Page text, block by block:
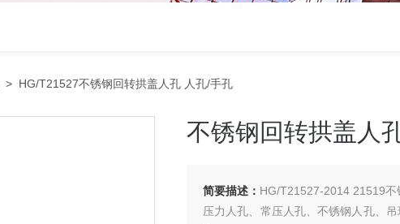
> HG/T21527不锈钢回转拱盖人孔 人孔/手孔
不锈钢回转拱盖人
简要描述： HG/T21527-2014 21519
压力人孔、常压人孔、不锈钢人孔、